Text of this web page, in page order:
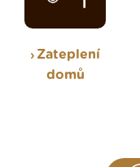
Zateplení
domů